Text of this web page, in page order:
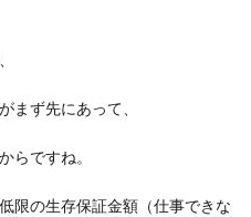
まず先にあって、
らですね。
限の生存保証金額（仕事できな